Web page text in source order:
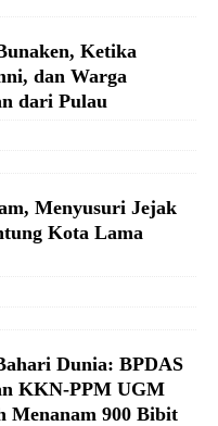
Ketika
dan Warga
dari Pulau
Menyusuri Jejak
Kota Lama
Dunia: BPDAS
KKN-PPM UGM
Menanam 900 Bibit